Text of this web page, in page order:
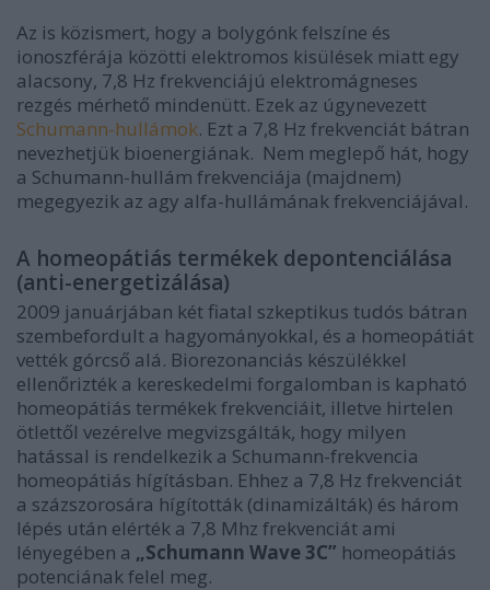
Az is közismert, hogy a bolygónk felszíne és
ionoszférája közötti elektromos kisülések miatt egy
alacsony, 7,8 Hz frekvenciájú elektromágneses
rezgés mérhető mindenütt. Ezek az úgynevezett
Schumann-hullámok. Ezt a 7,8 Hz frekvenciát bátran
nevezhetjük bioenergiának. Nem meglepő hát, hogy
a Schumann-hullám frekvenciája (majdnem)
megegyezik az agy alfa-hullámának frekvenciájával.
A homeopátiás termékek depontenciálása
(anti-energetizálása)
2009 januárjában két fiatal szkeptikus tudós bátran
szembefordult a hagyományokkal, és a homeopátiát
vették górcső alá. Biorezonanciás készülékkel
ellenőrizték a kereskedelmi forgalomban is kapható
homeopátiás termékek frekvenciáit, illetve hirtelen
ötlettől vezérelve megvizsgálták, hogy milyen
hatással is rendelkezik a Schumann-frekvencia
homeopátiás hígításban. Ehhez a 7,8 Hz frekvenciát
a százszorosára hígították (dinamizálták) és három
lépés után elérték a 7,8 Mhz frekvenciát ami
lényegében a „Schumann Wave 3C” homeopátiás
potenciának felel meg.